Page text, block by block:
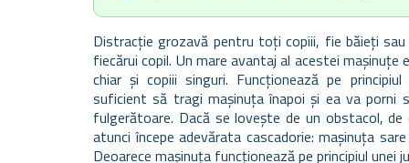
Distracție grozavă pentru toți copiii, fie băieți
fiecărui copil. Un mare avantaj al acestei
chiar și copiii singuri. Funcționează pe
suficient să tragi mașinuța înapoi și ea va porni
fulgerătoare. Dacă se lovește de un obstacol,
atunci începe adevărata cascadorie: mașinuța
Deoarece mașinuța funcționează pe principiul unei